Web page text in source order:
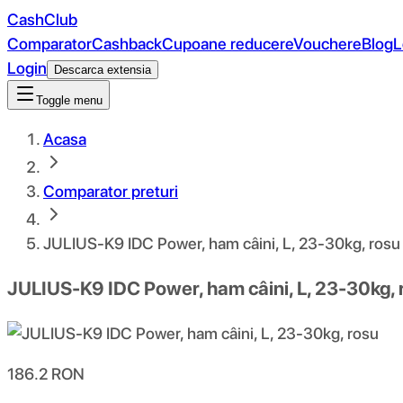
CashClub
ComparatorCashbackCupoane reducereVouchereBlog
Login
Descarca extensia
Toggle menu
Acasa
Comparator preturi
JULIUS-K9 IDC Power, ham câini, L, 23-30kg, rosu
JULIUS-K9 IDC Power, ham câini, L, 23-30kg,
186.2 RON